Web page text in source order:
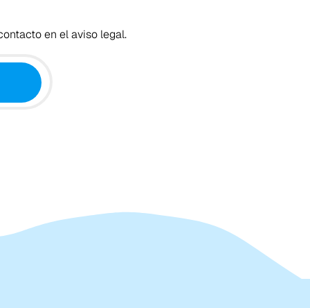
en el aviso legal.